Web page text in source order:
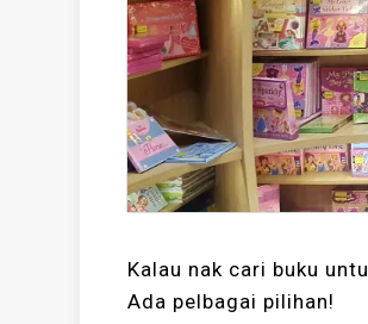
Kalau nak cari buku
Ada pelbagai pilihan!